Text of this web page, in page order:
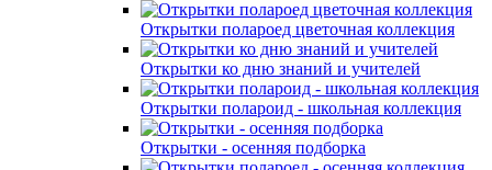
Открытки полароед цветочная коллекция
Открытки ко дню знаний и учителей
Открытки полароид - школьная коллекция
Открытки - осенняя подборка